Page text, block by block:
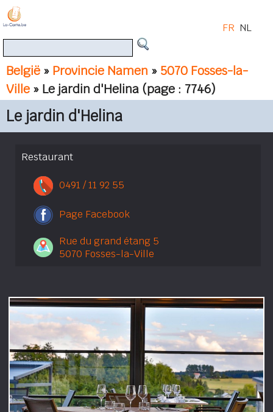
België » Provincie Namen » 5070 Fosses-la-
Ville » Le jardin d'Helina (page : 7746)
FR NL
Le jardin d'Helina
Restaurant
0491 / 11 92 55
Page Facebook
Rue du grand étang 5
5070 Fosses-la-Ville